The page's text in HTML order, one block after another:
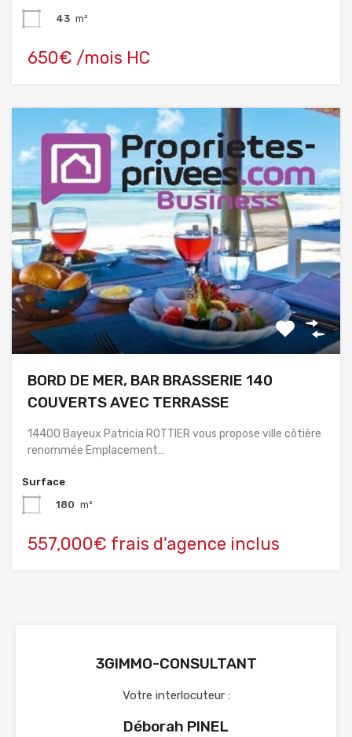
43 m²
650€ /mois HC
BORD DE MER, BAR BRASSERIE 140
COUVERTS AVEC TERRASSE
14400 Bayeux Patricia ROTTIER vous propose ville côtière
renommée Emplacement…
Surface
180 m²
557,000€ frais d'agence inclus
3GIMMO-CONSULTANT
Votre interlocuteur :
Déborah PINEL